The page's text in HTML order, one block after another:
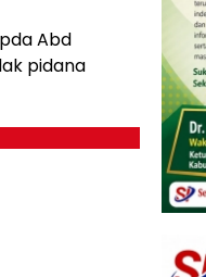
Abd
pidana